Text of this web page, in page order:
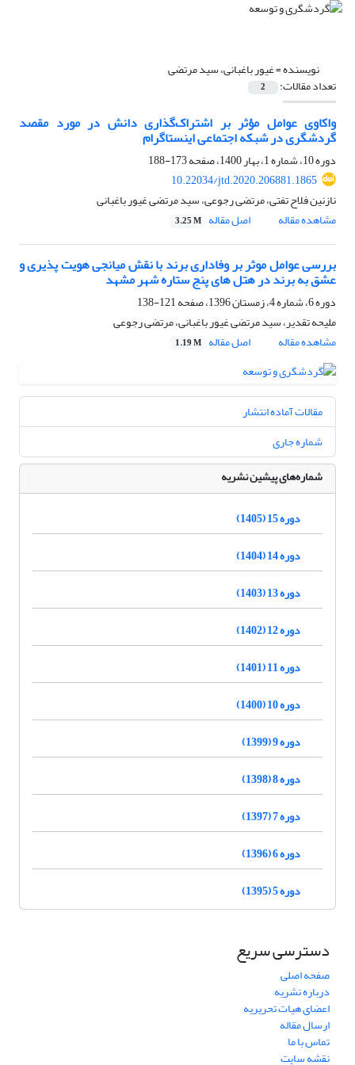
نویسنده =غیور باغبانی، سید مرتضی
تعداد مقالات: 2
واکاوی عوامل مؤثر بر اشتراک‌گذاری دانش در مورد مقصد
گردشگری در شبکه اجتماعی اینستاگرام
دوره 10، شماره 1، بهار 1400، صفحه
173-188
10.22034/jtd.2020.206881.1865
نازنین فلاح تفتی، مرتضی رجوعی، سید مرتضی غیور باغبانی
مشاهده مقاله
اصل مقاله 3.25 M
بررسی عوامل موثر بر وفاداری برند با نقش میانجی هویت پذیری و
عشق به برند در هتل های پنج ستاره شهر مشهد
دوره 6، شماره 4، زمستان 1396، صفحه
121-138
ملیحه تقدیر، سید مرتضی غیور باغبانی، مرتضی رجوعی
مشاهده مقاله
اصل مقاله 1.19 M
مقالات آماده انتشار
شماره جاری
شماره‌های پیشین نشریه
دوره 15 (1405)
دوره 14 (1404)
دوره 13 (1403)
دوره 12 (1402)
دوره 11 (1401)
دوره 10 (1400)
دوره 9 (1399)
دوره 8 (1398)
دوره 7 (1397)
دوره 6 (1396)
دوره 5 (1395)
دسترسی سریع
صفحه اصلی
درباره نشریه
اعضای هیات تحریریه
ارسال مقاله
تماس با ما
نقشه سایت